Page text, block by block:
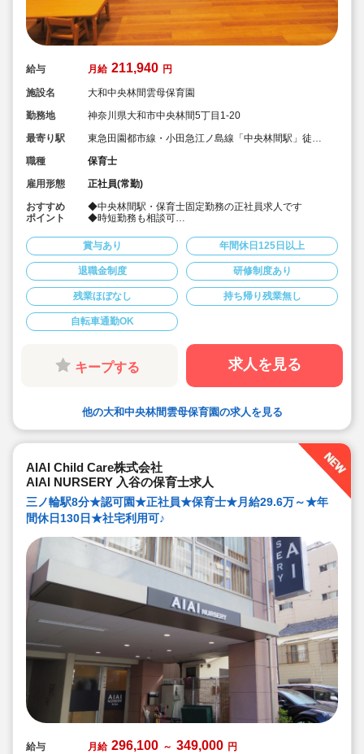
給与 月給 211,940 円
施設名
大和中央林間雲母保育園
勤務地
神奈川県大和市中央林間5丁目1-20
最寄り駅
東急田園都市線・小田急江ノ島線「中央林間駅」徒歩
職種
保育士
雇用形態
正社員(常勤)
おすすめ
ポイント
◆中央林間駅・保育士固定勤務の正社員求人です
◆時短勤務も相談可
連休）も取得可能です♪
◆雲母保育園は60名以下のコンパクトなサイズの園にな
ります
◆家庭や趣味などと両立可能な働き方
◆行事のための保育ではなく子どもたちのための保育に
取り組めます
◆日々の保育を大切に楽しくお仕事出来ます（行事準
備・書き物類軽減されています）
◆ピアノが弾けなくてOKです。（得意分野を活かして頂
◆保育以外の業務量が不安な方も安心です。（ICTシステ
ム導入で業務効率化が図れています）
◆保育経験がない、ブランクがある方も安心です。（先
輩社員が徹底サポートします）
設などの割引）
◆退職金制度あり
◆職員同士の協力を大切にしています！保育経験がな
い、ブランクが有る方もOK（先輩スタッフがサポートし
ます！）
賞与あり 年間休日125日以上
退職金制度 研修制度あり
残業ほぼなし 持ち帰り残業無し
自転車通勤OK
キープする 求人を見る
他の大和中央林間雲母保育園の求人を見る
AIAI Child Care株式会社
AIAI NURSERY 入谷の保育士求人
三ノ輪駅8分★認可園★正社員★保育士★月給29.6万～★年
間休日130日★社宅利用可♪
給与 月給 296,100 ～ 349,000 円